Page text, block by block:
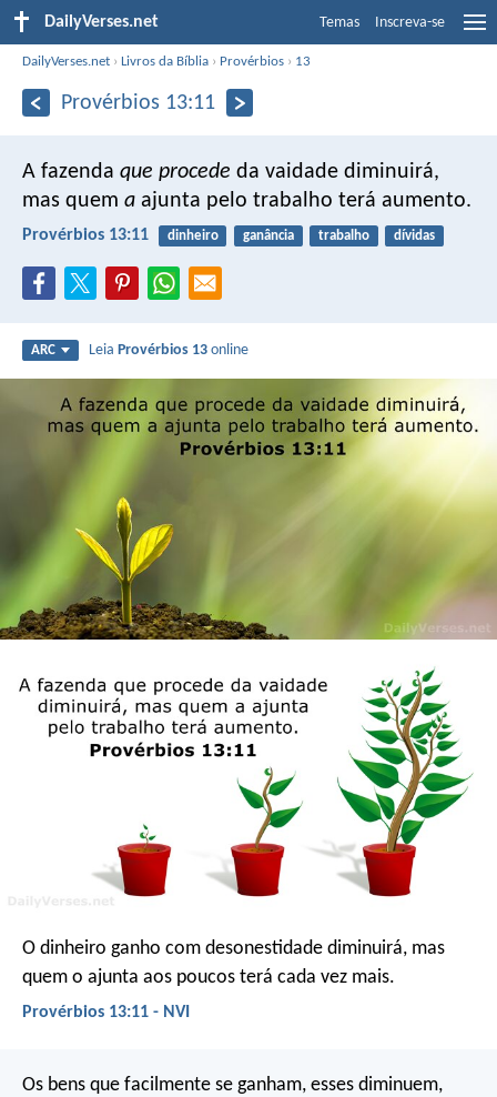
DailyVerses.net Temas Inscreva-se
DailyVerses.net ›Livros da Bíblia › Provérbios › 13
Provérbios 13:11
A fazenda que procede da vaidade diminuirá,
mas quem a ajunta pelo trabalho terá aumento.
Provérbios 13:11 dinheiro ganância trabalho dívidas
ARC LeiaProvérbios 13 online
O dinheiro ganho com desonestidade diminuirá, mas
quem o ajunta aos poucos terá cada vez mais.
Provérbios 13:11 - NVI
Os bens que facilmente se ganham, esses diminuem,